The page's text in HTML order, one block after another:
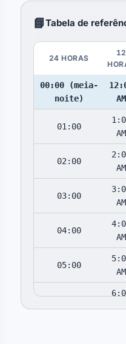
📘Tabela de
24 HORAS
12
00:00 (meia-
noite)
AM
01:00
AM
02:00
AM
03:00
AM
04:00
AM
05:00
AM
06:00